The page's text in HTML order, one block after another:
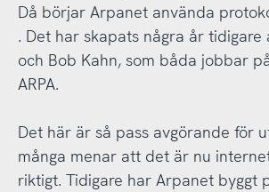
Då börjar Arpanet använda
. Det har skapats några år
och Bob Kahn, som båda jobbar
ARPA.
Det här är så pass avgörande för
många menar att det är nu
riktigt. Tidigare har Arpanet byggt